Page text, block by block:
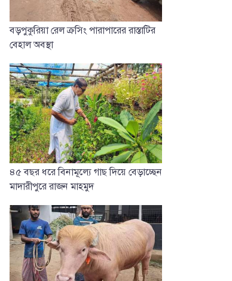
বড়পুকুরিয়া রেল ক্রসিং পারাপারের রাস্তাটির
বেহাল অবস্থা
৪৫ বছর ধরে বিনামূল্যে গাছ দিয়ে বেড়াচ্ছেন
মাদারীপুরে রাজন মাহমুদ